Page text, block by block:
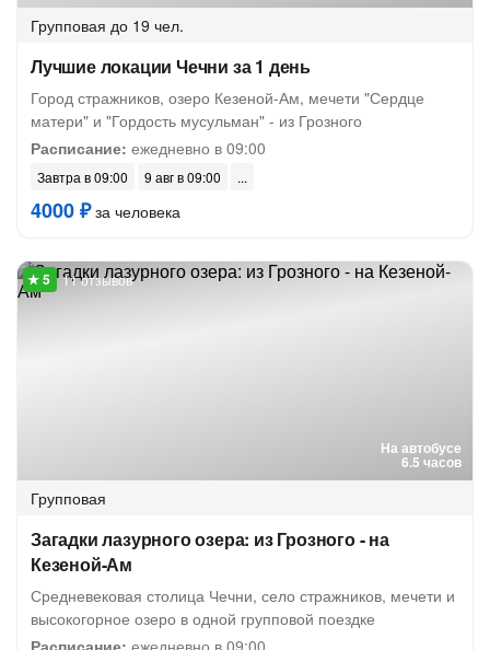
Групповая до 19 чел.
Лучшие локации Чечни за 1 день
Город стражников, озеро Кезеной-Ам, мечети "Сердце
матери" и "Гордость мусульман" - из Грозного
Расписание: ежедневно в 09:00
Завтра в 09:00 9 авг в 09:00
4000 ₽за человека
На автобусе
6.5 часов
11 отзывов
Групповая
Загадки лазурного озера: из Грозного - на
Кезеной-Ам
Средневековая столица Чечни, село стражников, мечети и
высокогорное озеро в одной групповой поездке
Расписание: ежедневно в 09:00